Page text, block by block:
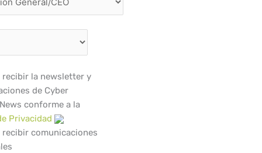
recibir la newsletter y
de Cyber
conforme a la
Privacidad
recibir comunicaciones